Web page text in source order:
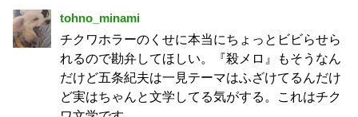
tohno_minami
チクワホラーのくせに本当にちょっとビビらせら
れるので勘弁してほしい。『殺メロ』もそうなん
だけど五条紀夫は一見テーマはふざけてるんだけ
ど実はちゃんと文学してる気がする。これはチク